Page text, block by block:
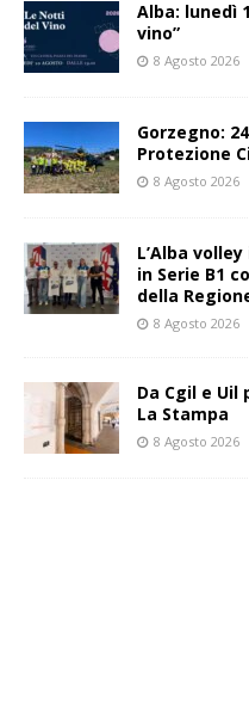
Alba: lunedì
vino”
8 Agosto 2026
Gorzegno:
Protezione
8 Agosto 2026
L’Alba
in Serie B1
della
8 Agosto 2026
Da Cgil e
La Stampa
8 Agosto 2026